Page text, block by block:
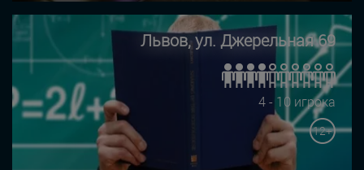
Львов, ул. Джерельная 69
4 - 10 игрока
12+